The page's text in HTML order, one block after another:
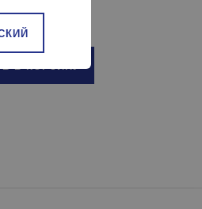
В КОРЗИНУ